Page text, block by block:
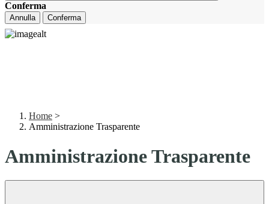
Conferma
Annulla Conferma
Home >
Amministrazione Trasparente
Amministrazione Trasparente